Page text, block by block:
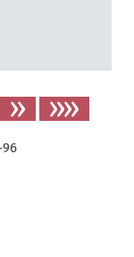
» »»
96